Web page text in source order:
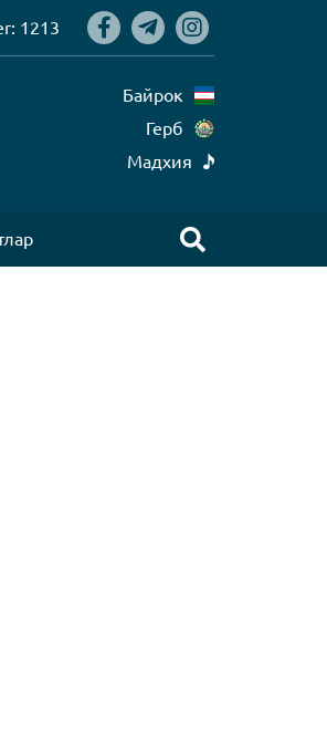
1213
Байрок
Герб
Mадхия